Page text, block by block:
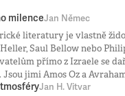
milenceJan Němec
literatury je vlastně
Saul Bellow nebo
přímo z Izraele se
jimi Amos Oz a
Jan H. Vitvar